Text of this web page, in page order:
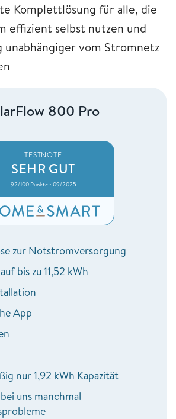
Komplettlösung für alle, die
effizient selbst nutzen und
unabhängiger vom Stromnetz
800 Pro
TESTNOTE
SEHR GUT
92/100 Punkte • 09/2025
zur Notstromversorgung
bis zu 11,52 kWh
App
nur 1,92 kWh Kapazität
uns manchmal